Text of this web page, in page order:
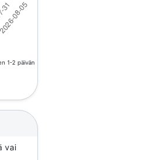
1-2 päivän
vai